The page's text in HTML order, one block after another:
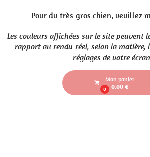
Pour du très gros chien, veuillez
Les couleurs affichées sur le site peuvent
rapport au rendu réel, selon la matière,
réglages de votre
local_grocery_store
0
Mon panier
0.00 €